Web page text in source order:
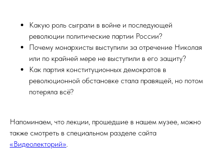
Какую роль сыграли в войне и последующей
революции политические партии России?
Почему монархисты выступили за отречение Николая
или по крайней мере не выступили в его защиту?
Как партия конституционных демократов в
революционной обстановке стала правящей, но потом
потеряла всё?
Напоминаем, что лекции, прошедшие в нашем музее, можно
также смотреть в специальном разделе сайта
«Видеолекторий».